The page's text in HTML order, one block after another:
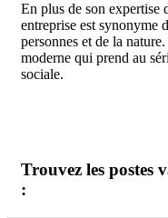
En plus de son expertise
entreprise est synonyme
personnes et de la
moderne qui prend au
sociale.
Trouvez les postes
: